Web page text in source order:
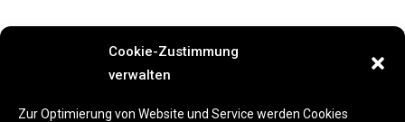
Cookie-Zustimmung
verwalten
Zur Optimierung von Website und Service werden Cookies